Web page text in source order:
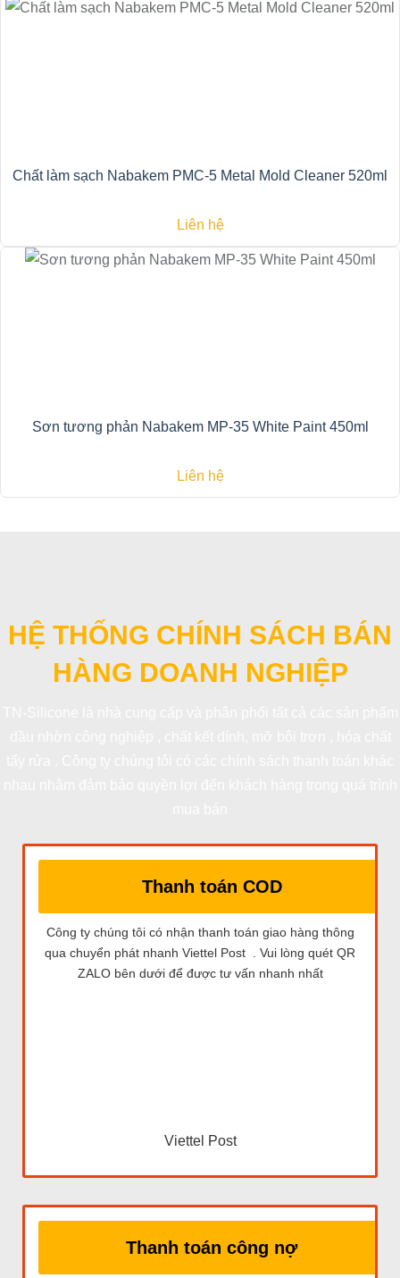
Chất làm sạch Nabakem PMC-5 Metal Mold Cleaner 520ml
Liên hệ
Sơn tương phản Nabakem MP-35 White Paint 450ml
Liên hệ
HỆ THỐNG CHÍNH SÁCH BÁN
HÀNG DOANH NGHIỆP
Thanh toán COD
Công ty chúng tôi có nhận thanh toán giao hàng thông
qua chuyển phát nhanh Viettel Post . Vui lòng quét QR
ZALO bên dưới để được tư vấn nhanh nhất
Viettel Post
Thanh toán công nợ